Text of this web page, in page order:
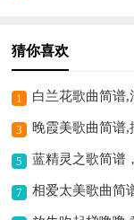
猜你喜欢
1
3
5
7